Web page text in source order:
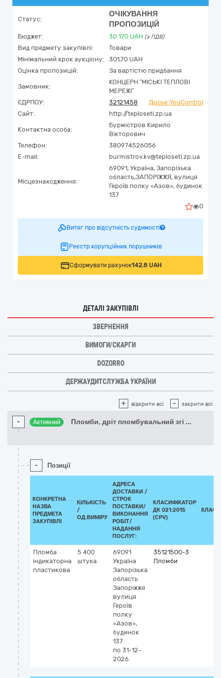
Статус:
ОЧІКУВАННЯ
ПРОПОЗИЦІЙ
Бюджет: 30 170 UAH (з ПДВ)
Вид предмету закупівлі:
Товари
Мінімальний крок аукціону:
301,70 UAH
Оцінка пропозицій:
За вартістю придбання
Замовник:
КОНЦЕРН “МІСЬКІ ТЕПЛОВІ
МЕРЕЖІ”
ЄДРПОУ:
32121458
Досьє YouControl
Сайт:
http://teploseti.zp.ua
Контактна особа:
Бурмістров Кирило
Вікторович
Телефон:
380974526056
E-mail:
burmistrov.kv@teploseti.zp.ua
Місцезнаходження:
69091, Україна, Запорізька
область,ЗАПОРІЖЖЯ, вулиця
Героїв полку «Азов», будинок
137
0
Витяг про відсутність судимості
Реєстр корупційних порушників
Сформувати рахунок142.8 UAH
ДЕТАЛІ ЗАКУПІВЛІ
ЗВЕРНЕННЯ
ВИМОГИ/СКАРГИ
DOZORRO
ДЕРЖАУДИТСЛУЖБА УКРАЇНИ
+ відкрити всі - закрити всі
- Активний Пломби, дріт пломбувальний згі ...
- Позиції
КОНКРЕТНА
НАЗВА
ПРЕДМЕТА
ЗАКУПІВЛІ
КІЛЬКІСТЬ
/
ОД.ВИМІРУ
АДРЕСА
ДОСТАВКИ /
СТРОК
ПОСТАВКИ/
ВИКОНАННЯ
РОБІТ/
НАДАННЯ
ПОСЛУГ:
КЛАСИФІКАТОР
ДК 021:2015
(CPV)
Пломба
індикаторна
пластикова
5 400
штука
69091
Україна
Запорізька
область
Запоріжжя
вулиця
Героїв
полку
«Азов»,
будинок
137
по 31-12-
2026
35121500-3
Пломби